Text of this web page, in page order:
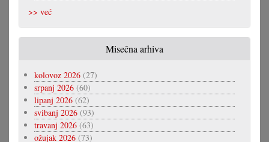
>> već
Misečna arhiva
kolovoz 2026 (27)
srpanj 2026 (60)
lipanj 2026 (62)
svibanj 2026 (93)
travanj 2026 (63)
ožujak 2026 (73)